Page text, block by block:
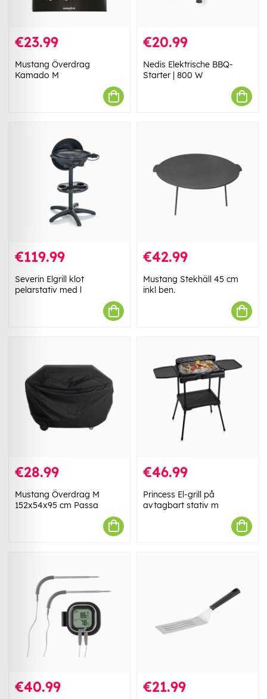
€23.99
Mustang Överdrag
Kamado M
€20.99
Nedis Elektrische BBQ-
Starter | 800 W
€119.99
Severin Elgrill klot
pelarstativ med l
€42.99
Mustang Stekhäll 45 cm
inkl ben.
€28.99
Mustang Överdrag M
152x54x95 cm Passa
€46.99
Princess El-grill på
avtagbart stativ m
€40.99 €21.99